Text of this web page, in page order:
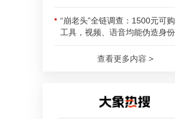
“崩老头”全链调查：1500元可
工具，视频、语音均能伪造身份
查看更多内容 >